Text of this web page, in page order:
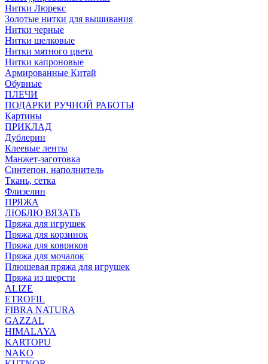
Нитки Люрекс
Золотые нитки для вышивания
Нитки черные
Нитки шелковые
Нитки мятного цвета
Нитки капроновые
Армированные Китай
Обувные
ПЛЕЧИ
ПОДАРКИ РУЧНОЙ РАБОТЫ
Картины
ПРИКЛАД
Дублерин
Клеевые ленты
Манжет-заготовка
Синтепон, наполнитель
Ткань, сетка
Флизелин
ПРЯЖА
ЛЮБЛЮ ВЯЗАТЬ
Пряжа для игрушек
Пряжа для корзинок
Пряжа для ковриков
Пряжа для мочалок
Плюшевая пряжа для игрушек
Пряжа из шерсти
ALIZE
ETROFIL
FIBRA NATURA
GAZZAL
HIMALAYA
KARTOPU
NAKO